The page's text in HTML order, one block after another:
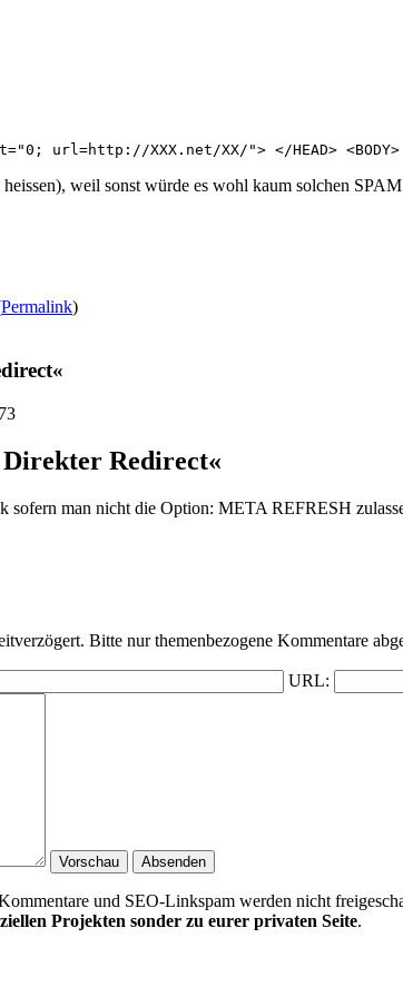
url=http://XXX.net/XX/"> </HEAD> <BODY>
weil sonst würde es wohl kaum solchen
Permalink)
Redirect«
man nicht die Option: META REFRESH
Bitte nur themenbezogene Kommentare
URL:
und SEO-Linkspam werden nicht
Projekten sonder zu eurer privaten Seite.